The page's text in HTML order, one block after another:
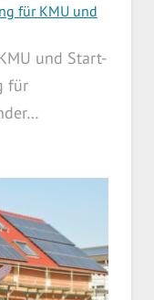
für KMU und
und Start-
für